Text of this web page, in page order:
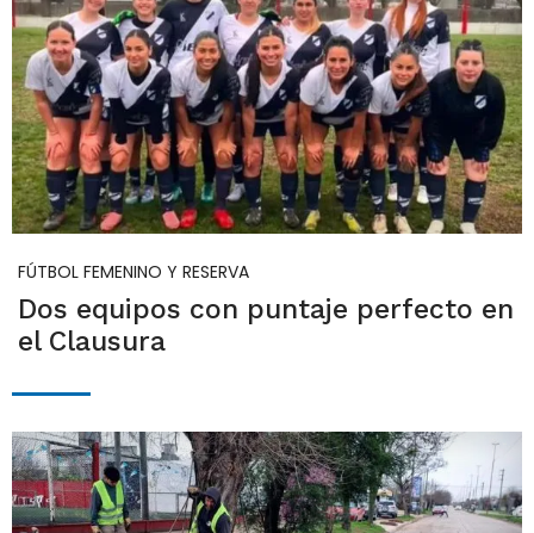
FÚTBOL FEMENINO Y RESERVA
Dos equipos con puntaje perfecto en
el Clausura